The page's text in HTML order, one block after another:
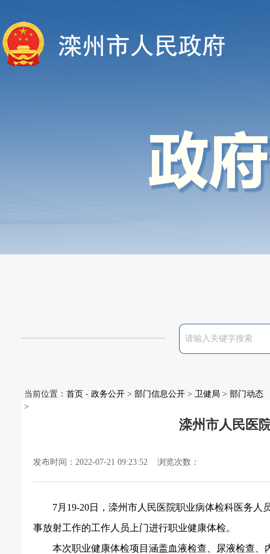
当前位置： 首页 - 政务公开 > 部门信息公开 > 卫健局 > 部门动态
>
滦州市人民医
发布时间：2022-07-21 09:23:52 浏览次数：
7月19-20日，滦州市人民医院职业病体检科医务人
事放射工作的工作人员上门进行职业健康体检。
本次职业健康体检项目涵盖血液检查、尿液检查